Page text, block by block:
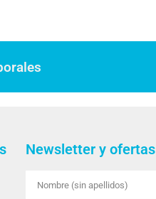
Newsletter y ofertas